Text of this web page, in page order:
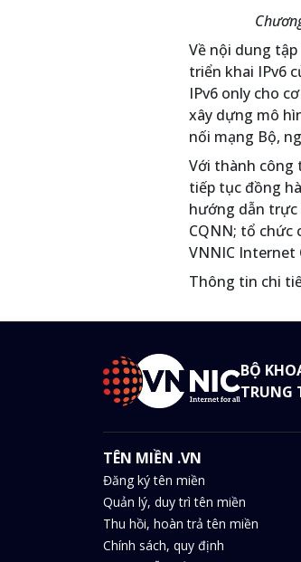
Về nội dung
triển khai IPv6
IPv6 only cho
xây dựng mô
nối mạng Bộ,
Với thành công
tiếp tục đồng
hướng dẫn trực
CQNN; tổ chức
VNNIC Internet
Thông tin chi
BỘ
TRUNG
TÊN MIỀN .VN
Đăng ký tên miền
Quản lý, duy trì tên miền
Thu hồi, hoàn trả tên miền
Chính sách, quy định